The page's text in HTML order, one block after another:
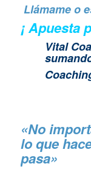
Llámame o
¡ Apuesta
Vital
«No
lo que
pasa»